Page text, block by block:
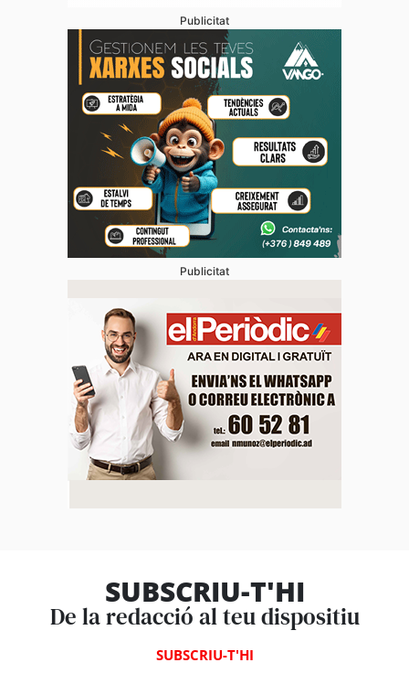
Publicitat
Publicitat
SUBSCRIU-T'HI
De la redacció al teu dispositiu
SUBSCRIU-T'HI